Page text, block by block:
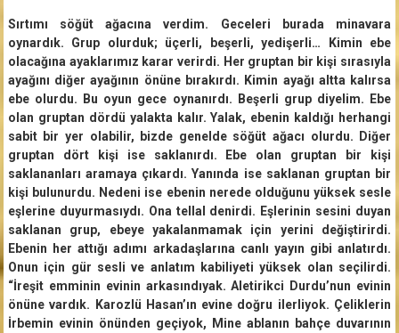
Sırtımı söğüt ağacına verdim. Geceleri burada minavara
oynardık. Grup olurduk; üçerli, beşerli, yedişerli… Kimin ebe
olacağına ayaklarımız karar verirdi. Her gruptan bir kişi sırasıyla
ayağını diğer ayağının önüne bırakırdı. Kimin ayağı altta kalırsa
ebe olurdu. Bu oyun gece oynanırdı. Beşerli grup diyelim. Ebe
olan gruptan dördü yalakta kalır. Yalak, ebenin kaldığı herhangi
sabit bir yer olabilir, bizde genelde söğüt ağacı olurdu. Diğer
gruptan dört kişi ise saklanırdı. Ebe olan gruptan bir kişi
saklananları aramaya çıkardı. Yanında ise saklanan gruptan bir
kişi bulunurdu. Nedeni ise ebenin nerede olduğunu yüksek sesle
eşlerine duyurmasıydı. Ona tellal denirdi. Eşlerinin sesini duyan
saklanan grup, ebeye yakalanmamak için yerini değiştirirdi.
Ebenin her attığı adımı arkadaşlarına canlı yayın gibi anlatırdı.
Onun için gür sesli ve anlatım kabiliyeti yüksek olan seçilirdi.
“İreşit emminin evinin arkasındıyak. Aletirikci Durdu’nun evinin
önüne vardık. Karozlü Hasan’ın evine doğru ilerliyok. Çeliklerin
İrbemin evinin önünden geçiyok, Mine ablanın bahçe duvarının